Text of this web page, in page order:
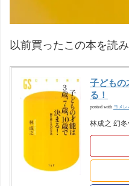
以前買ったこの本を読
子どもの
る！
posted with ヨメレ
林成之 幻